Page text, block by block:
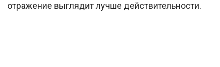
отражение выглядит лучше действительности.